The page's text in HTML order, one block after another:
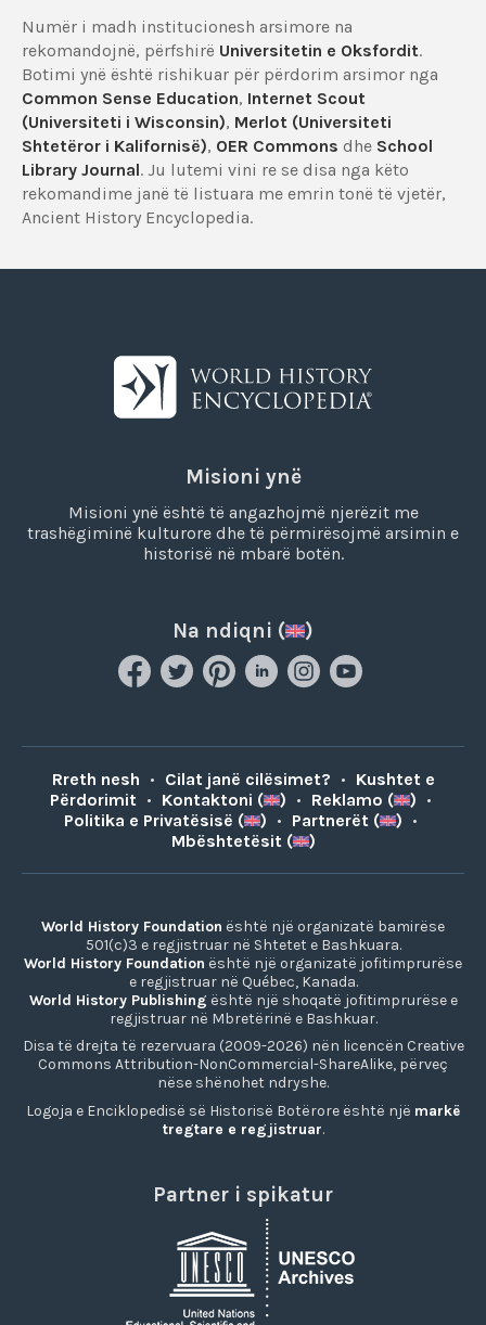
Numër i madh institucionesh arsimore na
rekomandojnë, përfshirë Universitetin e Oksfordit.
Botimi ynë është rishikuar për përdorim arsimor nga
Common Sense Education, Internet Scout
(Universiteti i Wisconsin), Merlot (Universiteti
Shtetëror i Kalifornisë), OER Commons dhe School
Library Journal. Ju lutemi vini re se disa nga këto
rekomandime janë të listuara me emrin tonë të vjetër,
Ancient History Encyclopedia.
Misioni ynë
Misioni ynë është të angazhojmë njerëzit me
trashëgiminë kulturore dhe të përmirësojmë arsimin e
historisë në mbarë botën.
Na ndiqni ( )
Rreth nesh • Cilat janë cilësimet? • Kushtet e
Përdorimit • Kontaktoni ( ) • Reklamo ( ) •
Politika e Privatësisë (
) • Partnerët ( ) •
Mbështetësit (
)
World History Foundation është një organizatë bamirëse
501(c)3 e regjistruar në Shtetet e Bashkuara.
World History Foundation është një organizatë jofitimprurëse
e regjistruar në Québec, Kanada.
World History Publishing është një shoqatë jofitimprurëse e
regjistruar në Mbretërinë e Bashkuar.
Disa të drejta të rezervuara (2009-2026) nën licencën Creative
Commons Attribution-NonCommercial-ShareAlike, përveç
nëse shënohet ndryshe.
Logoja e Enciklopedisë së Historisë Botërore është një markë
tregtare e regjistruar.
Partner i spikatur